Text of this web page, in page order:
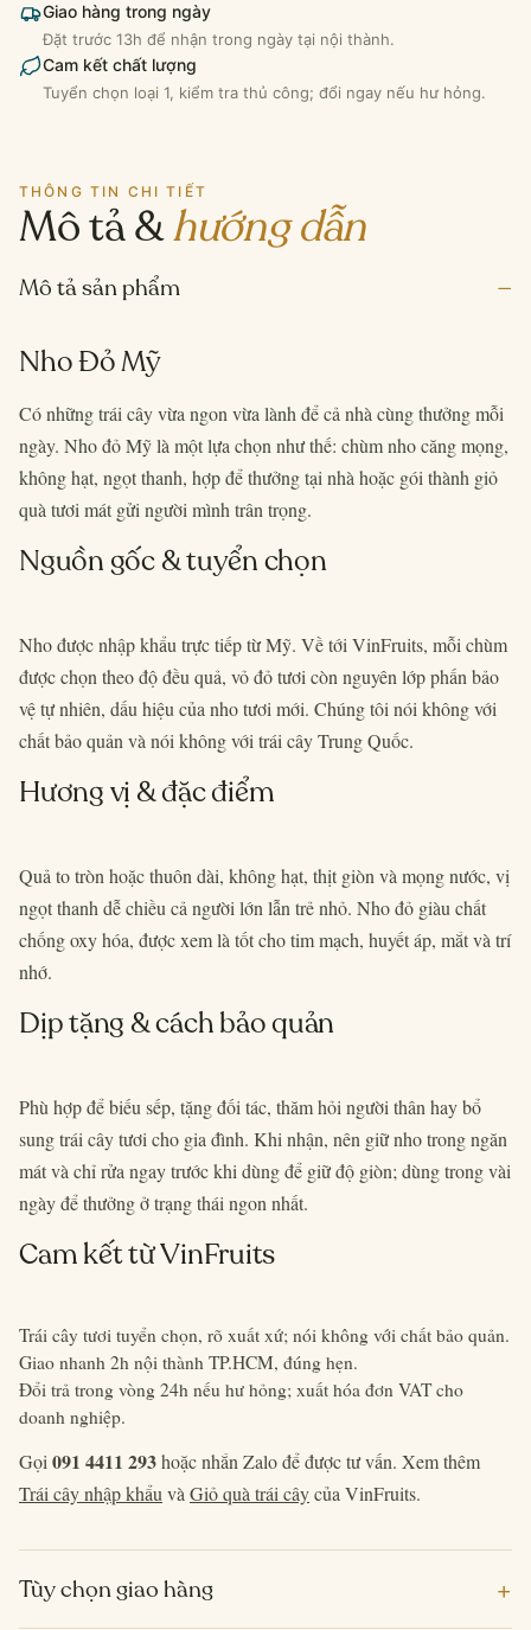
Giao hàng trong ngày
Đặt trước 13h để nhận trong ngày tại nội thành.
Cam kết chất lượng
Tuyển chọn loại 1, kiểm tra thủ công; đổi ngay nếu hư hỏng.
THÔNG TIN CHI TIẾT
Mô tả &hướng dẫn
Mô tả sản phẩm
–
Nho Đỏ Mỹ
Có những trái cây vừa ngon vừa lành để cả nhà cùng thưởng mỗi
ngày. Nho đỏ Mỹ là một lựa chọn như thế: chùm nho căng mọng,
không hạt, ngọt thanh, hợp để thưởng tại nhà hoặc gói thành giỏ
quà tươi mát gửi người mình trân trọng.
Nguồn gốc & tuyển chọn
Nho được nhập khẩu trực tiếp từ Mỹ. Về tới VinFruits, mỗi chùm
được chọn theo độ đều quả, vỏ đỏ tươi còn nguyên lớp phấn bảo
vệ tự nhiên, dấu hiệu của nho tươi mới. Chúng tôi nói không với
chất bảo quản và nói không với trái cây Trung Quốc.
Hương vị & đặc điểm
Quả to tròn hoặc thuôn dài, không hạt, thịt giòn và mọng nước, vị
ngọt thanh dễ chiều cả người lớn lẫn trẻ nhỏ. Nho đỏ giàu chất
chống oxy hóa, được xem là tốt cho tim mạch, huyết áp, mắt và trí
nhớ.
Dịp tặng & cách bảo quản
Phù hợp để biếu sếp, tặng đối tác, thăm hỏi người thân hay bổ
sung trái cây tươi cho gia đình. Khi nhận, nên giữ nho trong ngăn
mát và chỉ rửa ngay trước khi dùng để giữ độ giòn; dùng trong vài
ngày để thưởng ở trạng thái ngon nhất.
Cam kết từ VinFruits
Trái cây tươi tuyển chọn, rõ xuất xứ; nói không với chất bảo quản.
Giao nhanh 2h nội thành TP.HCM, đúng hẹn.
Đổi trả trong vòng 24h nếu hư hỏng; xuất hóa đơn VAT cho
doanh nghiệp.
Gọi 091 4411 293hoặc nhắn Zalo để được tư vấn. Xem thêm
Trái cây nhập khẩu và Giỏ quà trái câycủa VinFruits.
Tùy chọn giao hàng +